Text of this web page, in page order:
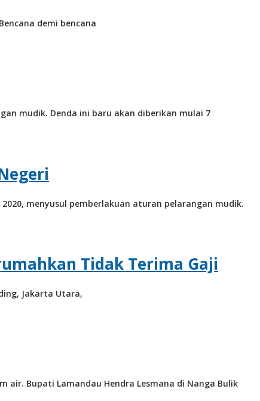
demi bencana
mudik. Denda ini baru akan diberikan mulai 7
menyusul pemberlakuan aturan pelarangan mudik.
Tidak Terima Gaji
Jakarta Utara,
air. Bupati Lamandau Hendra Lesmana di Nanga Bulik